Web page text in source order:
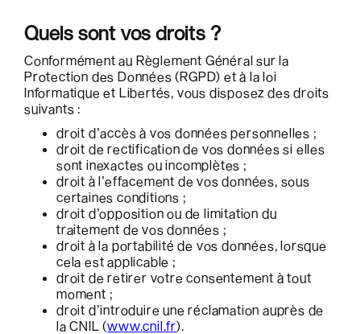
Quels sont vos droits ?
Conformément au Règlement Général sur la
Protection des Données (RGPD) et à la loi
Informatique et Libertés, vous disposez des droits
suivants :
droit d’accès à vos données personnelles ;
droit de rectification de vos données si elles
sont inexactes ou incomplètes ;
droit à l’effacement de vos données, sous
certaines conditions ;
droit d’opposition ou de limitation du
traitement de vos données ;
droit à la portabilité de vos données, lorsque
cela est applicable ;
droit de retirer votre consentement à tout
moment ;
droit d’introduire une réclamation auprès de
la CNIL (www.cnil.fr).